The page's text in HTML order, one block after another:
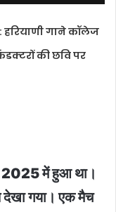
गाने कॉलेज
की छवि पर
2025 में हुआ था।
गया। एक मैच